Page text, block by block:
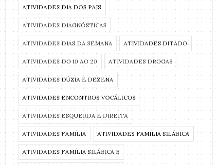
ATIVIDADES DIA DOS PAIS
ATIVIDADES DIAGNÓSTICAS
ATIVIDADES DIAS DA SEMANA ATIVIDADES DITADO
ATIVIDADES DO 10 AO 20 ATIVIDADES DROGAS
ATIVIDADES DÚZIA E DEZENA
ATIVIDADES ENCONTROS VOCÁLICOS
ATIVIDADES ESQUERDA E DIREITA
ATIVIDADES FAMÍLIA ATIVIDADES FAMÍLIA SILÁBICA
ATIVIDADES FAMÍLIA SILÁBICA B